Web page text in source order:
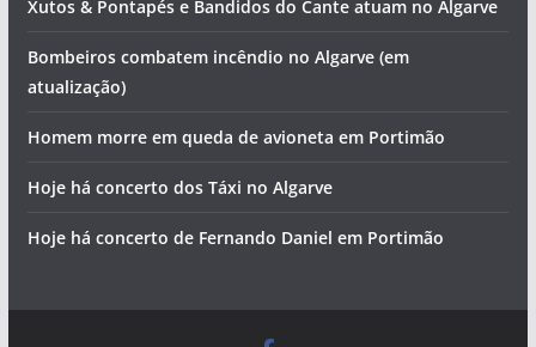
Xutos & Pontapés e Bandidos do Cante atuam no Algarve
Bombeiros combatem incêndio no Algarve (em
atualização)
Homem morre em queda de avioneta em Portimão
Hoje há concerto dos Táxi no Algarve
Hoje há concerto de Fernando Daniel em Portimão